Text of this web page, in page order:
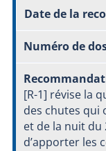
[R-1] révise la
des chutes qui
et de la nuit du
d’apporter les